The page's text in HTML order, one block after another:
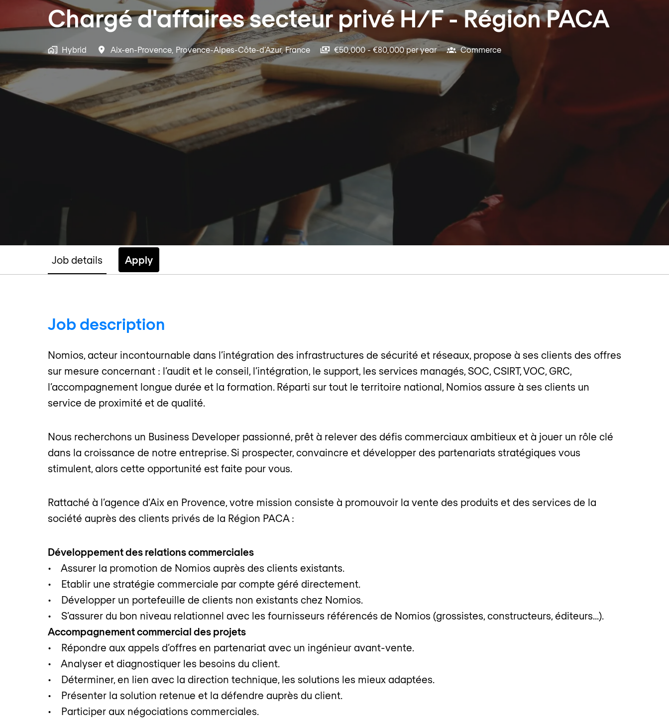
Chargé d'affaires secteur privé H/F - Région PACA
Hybrid Aix-en-Provence Provence-Alpes-Côte-d’Azur, France €50,000 - €80,000 per year Commerce
Job details Apply
Job description
Nomios, acteur incontournable dans l’intégration des infrastructures de sécurité et réseaux, propose à ses clients des offres
sur mesure concernant : l’audit et le conseil, l’intégration, le support, les services managés, SOC, CSIRT, VOC, GRC,
l’accompagnement longue durée et la formation. Réparti sur tout le territoire national, Nomios assure à ses clients un
service de proximité et de qualité.
Nous recherchons un Business Developer passionné, prêt à relever des défis commerciaux ambitieux et à jouer un rôle clé
dans la croissance de notre entreprise. Si prospecter, convaincre et développer des partenariats stratégiques vous
stimulent, alors cette opportunité est faite pour vous.
Rattaché à l’agence d’Aix en Provence, votre mission consiste à promouvoir la vente des produits et des services de la
société auprès des clients privés de la Région PACA :
Développement des relations commerciales
• Assurer la promotion de Nomios auprès des clients existants.
• Etablir une stratégie commerciale par compte géré directement.
• Développer un portefeuille de clients non existants chez Nomios.
• S’assurer du bon niveau relationnel avec les fournisseurs référencés de Nomios (grossistes, constructeurs, éditeurs…).
Accompagnement commercial des projets
• Répondre aux appels d’offres en partenariat avec un ingénieur avant-vente.
• Analyser et diagnostiquer les besoins du client.
• Déterminer, en lien avec la direction technique, les solutions les mieux adaptées.
• Présenter la solution retenue et la défendre auprès du client.
• Participer aux négociations commerciales.